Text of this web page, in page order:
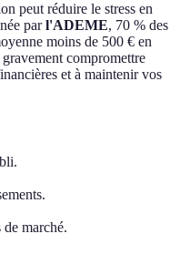
peut réduire le stress en
parl'ADEME, 70 % des
moins de 500 € en
compromettre
et à maintenir vos
marché.